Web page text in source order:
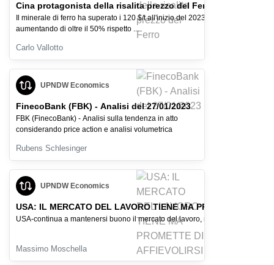
Cina protagonista della risalita prezzo del Ferro
Il minerale di ferro ha superato i 120 $/t all'inizio del 2023,
aumentando di oltre il 50% rispetto ...
Carlo Vallotto
UPNDW Economics
FinecoBank (FBK) - Analisi del 27/01/2023
FBK (FinecoBank) - Analisi sulla tendenza in atto
considerando price action e analisi volumetrica
Rubens Schlesinger
UPNDW Economics
USA: IL MERCATO DEL LAVORO TIENE MA PROMETTE DI
USA-continua a mantenersi buono il mercato del lavoro, ma il PIL in
Massimo Moschella